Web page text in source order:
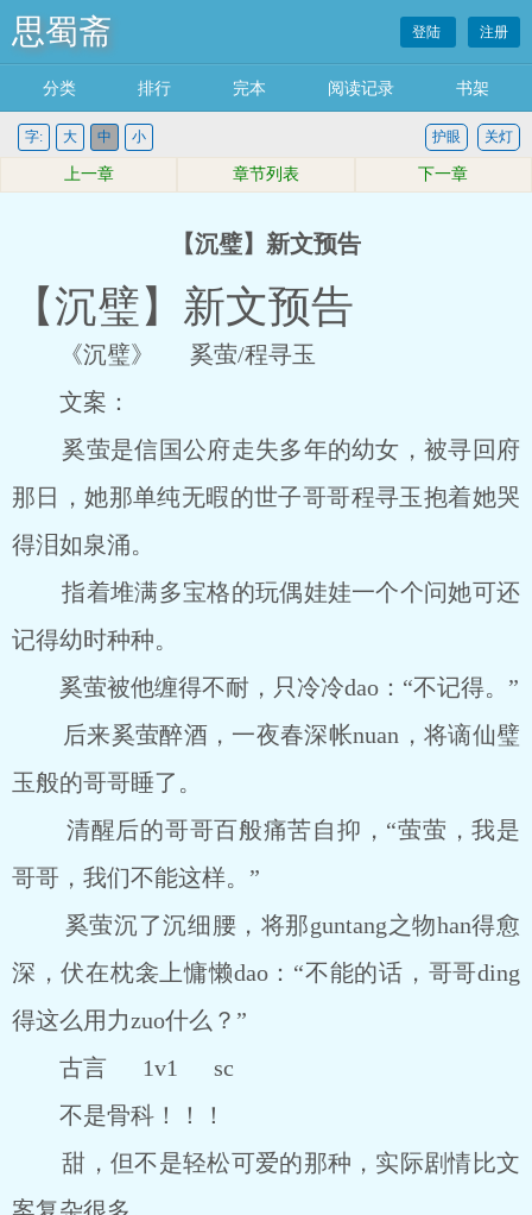
思蜀斋 登陆 注册
分类 排行 完本 阅读记录 书架
字: 大 中 小 关灯
护眼
上一章 章节列表 下一章
【沉璧】新文预告
【沉璧】新文预告
《沉璧》 奚萤/程寻玉
文案：
奚萤是信国公府走失多年的幼女，被寻回府
那日，她那单纯无暇的世子哥哥程寻玉抱着她哭
得泪如泉涌。
指着堆满多宝格的玩偶娃娃一个个问她可还
记得幼时种种。
奚萤被他缠得不耐，只冷冷dao：“不记得。”
后来奚萤醉酒，一夜春深帐nuan，将谪仙璧
玉般的哥哥睡了。
清醒后的哥哥百般痛苦自抑，“萤萤，我是
哥哥，我们不能这样。”
奚萤沉了沉细腰，将那guntang之物han得愈
深，伏在枕衾上慵懒dao：“不能的话，哥哥ding
得这么用力zuo什么？”
古言 1v1 sc
不是骨科！！！
甜，但不是轻松可爱的那种，实际剧情比文